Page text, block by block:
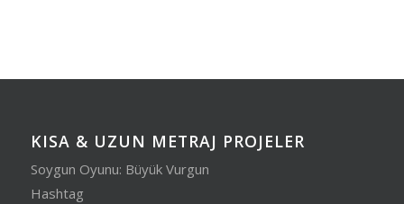
KISA & UZUN METRAJ PROJELER
Soygun Oyunu: Büyük Vurgun
Hashtag